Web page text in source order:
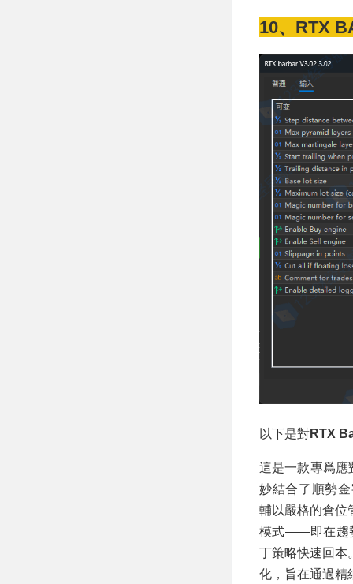
10、RTX
以下是對RTX
這是一款專爲應
妙結合了順勢
輔以嚴格的倉位
模式——即在趨
丁策略快速回本
化，旨在通過精